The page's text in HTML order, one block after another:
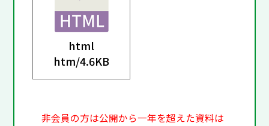
html
htm/4.6KB
非会員の方は公開から一年を超えた資料は